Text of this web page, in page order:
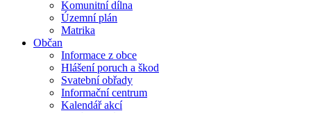
Komunitní dílna
Územní plán
Matrika
Občan
Informace z obce
Hlášení poruch a škod
Svatební obřady
Informační centrum
Kalendář akcí